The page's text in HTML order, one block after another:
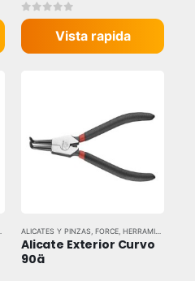
0out of 5
Vista rapida
ALICATES Y PINZAS, FORCE, HERRAMIENTAS MANUALES
Alicate Exterior Curvo
90ä